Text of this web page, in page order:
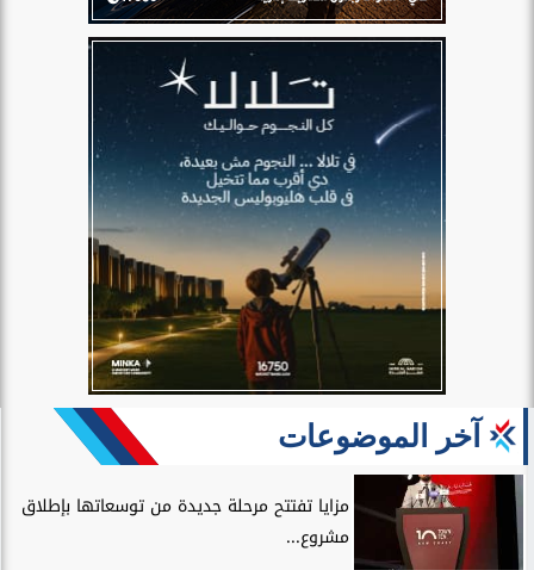
آخر الموضوعات
مزايا تفتتح مرحلة جديدة من توسعاتها بإطلاق
مشروع...